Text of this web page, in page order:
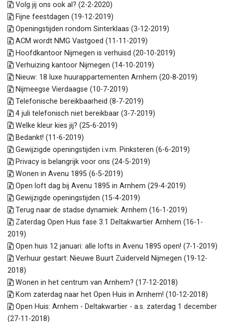
Volg jij ons ook al? (2-2-2020)
Fijne feestdagen (19-12-2019)
Openingstijden rondom Sinterklaas (3-12-2019)
ACM wordt NMG Vastgoed (11-11-2019)
Hoofdkantoor Nijmegen is verhuisd (20-10-2019)
Verhuizing kantoor Nijmegen (14-10-2019)
Nieuw: 18 luxe huurappartementen Arnhem (20-8-2019)
Nijmeegse Vierdaagse (10-7-2019)
Telefonische bereikbaarheid (8-7-2019)
4 juli telefonisch niet bereikbaar (3-7-2019)
Welke kleur kies jij? (25-6-2019)
Bedankt! (11-6-2019)
Gewijzigde openingstijden i.v.m. Pinksteren (6-6-2019)
Privacy is belangrijk voor ons (24-5-2019)
Wonen in Avenu 1895 (6-5-2019)
Open loft dag bij Avenu 1895 in Arnhem (29-4-2019)
Gewijzigde openingstijden (15-4-2019)
Terug naar de stadse dynamiek: Arnhem (16-1-2019)
Zaterdag Open Huis fase 3.1 Deltakwartier Arnhem (16-1-
2019)
Open huis 12 januari: alle lofts in Avenu 1895 open! (7-1-2019)
Verhuur gestart: Nieuwe Buurt Zuiderveld Nijmegen (19-12-
2018)
Wonen in het centrum van Arnhem? (17-12-2018)
Kom zaterdag naar het Open Huis in Arnhem! (10-12-2018)
Open Huis: Arnhem - Deltakwartier - a.s. zaterdag 1 december
(27-11-2018)